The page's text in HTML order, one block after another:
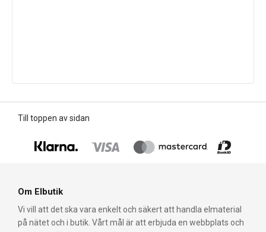
Till toppen av sidan
Om Elbutik
Vi vill att det ska vara enkelt och säkert att handla elmaterial
på nätet och i butik. Vårt mål är att erbjuda en webbplats och